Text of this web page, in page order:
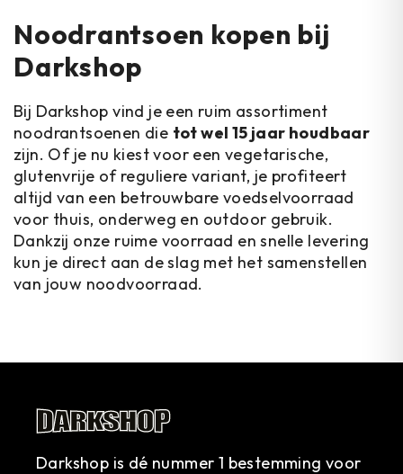
Noodrantsoen kopen bij
Darkshop
Bij Darkshop vind je een ruim assortiment
noodrantsoenen die tot wel 15 jaar houdbaar
zijn. Of je nu kiest voor een vegetarische,
glutenvrije of reguliere variant, je profiteert
altijd van een betrouwbare voedselvoorraad
voor thuis, onderweg en outdoor gebruik.
Dankzij onze ruime voorraad en snelle levering
kun je direct aan de slag met het samenstellen
van jouw noodvoorraad.
Darkshop is dé nummer 1 bestemming voor